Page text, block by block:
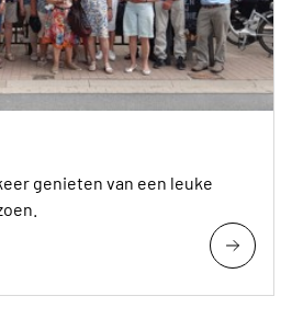
genieten van een leuke